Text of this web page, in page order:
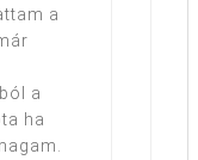
a
a
ha